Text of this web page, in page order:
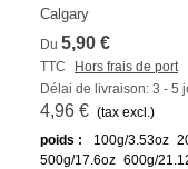
Calgary
Du 5,90 €
TTC
Hors frais de port
Délai de livraison: 3 - 5
4,96 € (tax excl.)
poids :
100g/3.53oz
500g/17.6oz 600g/